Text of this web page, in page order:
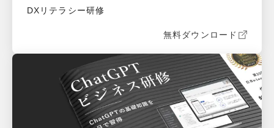
DXリテラシー研修
無料ダウンロード